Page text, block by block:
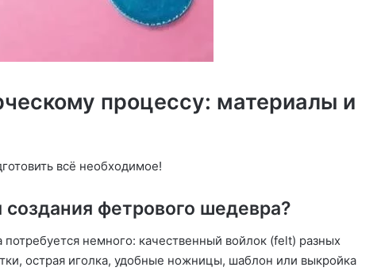
процессу: материалы и
всё необходимое!
создания фетрового шедевра?
немного: качественный войлок (felt) разных
острая иголка, удобные ножницы, шаблон или выкройка